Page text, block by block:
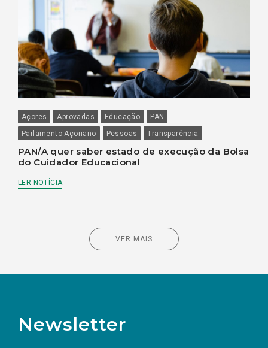
Açores Aprovadas Educação
PAN
Parlamento Açoriano
Pessoas Transparência
PAN/A quer saber estado de execução da Bolsa
do Cuidador Educacional
LER NOTÍCIA
VER MAIS
Newsletter